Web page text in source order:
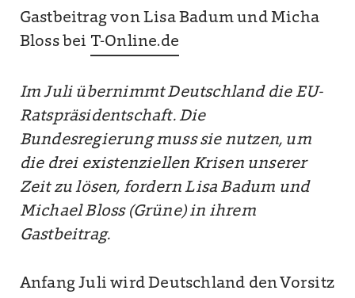
Gastbeitrag von Lisa Badum und Micha
Bloss bei T-Online.de
Im Juli übernimmt Deutschland die EU-
Ratspräsidentschaft. Die
Bundesregierung muss sie nutzen, um
die drei existenziellen Krisen unserer
Zeit zu lösen, fordern Lisa Badum und
Michael Bloss (Grüne) in ihrem
Gastbeitrag.
Anfang Juli wird Deutschland den Vorsitz